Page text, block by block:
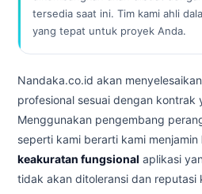
tersedia saat ini. Tim kami ahli
yang tepat untuk proyek Anda.
Nandaka.co.id akan
profesional sesuai dengan kontrak
Menggunakan pengembang
seperti kami berarti kami menjamin
keakuratan fungsional aplikasi
tidak akan ditoleransi dan reputasi